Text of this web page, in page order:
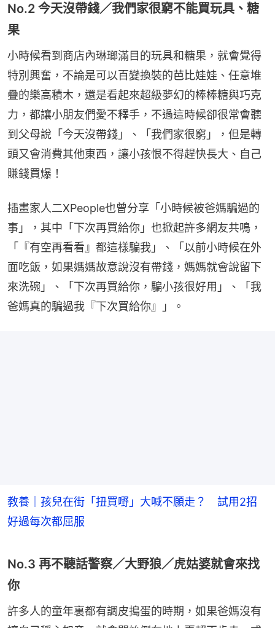
No.2 今天沒帶錢／我們家很窮不能買玩具、糖
果
小時候看到商店內琳瑯滿目的玩具和糖果，就會覺得
特別興奮，不論是可以百變換裝的芭比娃娃、任意堆
疊的樂高積木，還是看起來超級夢幻的棒棒糖與巧克
力，都讓小朋友們愛不釋手，不過這時候卻很常會聽
到父母說「今天沒帶錢」、「我們家很窮」，但是轉
頭又會消費其他東西，讓小孩恨不得趕快長大、自己
賺錢買爆！
插畫家人二XPeople也曾分享「小時候被爸媽騙過的
事」，其中「下次再買給你」也掀起許多網友共鳴，
「『有空再看看』都這樣騙我」、「以前小時候在外
面吃飯，如果媽媽故意說沒有帶錢，媽媽就會說留下
來洗碗」、「下次再買給你，騙小孩很好用」、「我
爸媽真的騙過我『下次買給你』」。
教養｜孩兒在街「扭買嘢」大喊不願走？ 試用2招
好過每次都屈服
No.3 再不聽話警察／大野狼／虎姑婆就會來找
你
許多人的童年裏都有調皮搗蛋的時期，如果爸媽沒有